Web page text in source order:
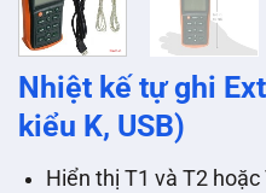
Nhiệt kế tự ghi
kiểu K, USB)
Hiển thị T1 và T2